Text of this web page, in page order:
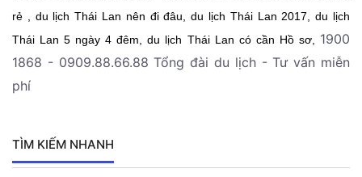
rẻ , du lịch Thái Lan nên đi đâu, du lịch Thái Lan 2017, du lịch
Thái Lan 5 ngày 4 đêm, du lịch Thái Lan có cần Hồ sơ, 1900
1868 - 0909.88.66.88 Tổng đài du lịch - Tư vấn miễn
phí
TÌM KIẾM NHANH